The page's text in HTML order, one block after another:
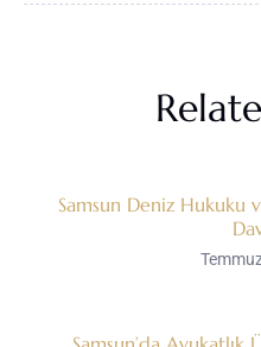
Samsun Deniz Hukuku